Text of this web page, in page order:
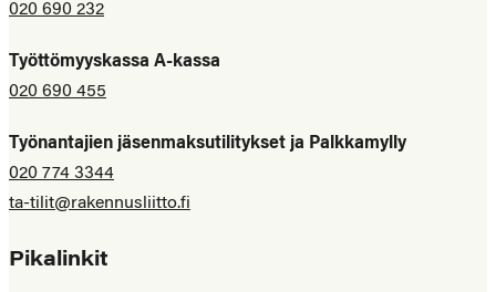
020 690 232
Työttömyyskassa A-kassa
020 690 455
Työnantajien jäsenmaksutilitykset ja Palkkamylly
020 774 3344
ta-tilit@rakennusliitto.fi
Pikalinkit